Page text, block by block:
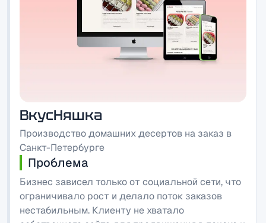
ВкусНяшка
Производство домашних десертов на заказ в
Санкт-Петербурге
Проблема
Бизнес зависел только от социальной сети, что
ограничивало рост и делало поток заказов
нестабильным. Клиенту не хватало